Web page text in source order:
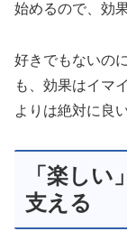
始めるので、効
好きでもないの
も、効果はイマ
よりは絶対に良
「楽し
支える